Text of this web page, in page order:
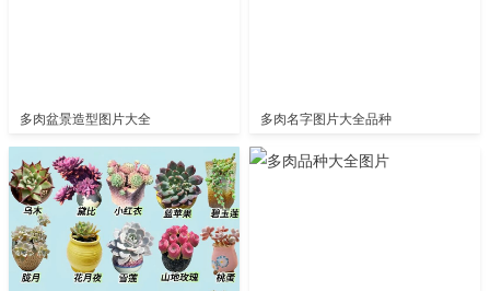
多肉盆景造型图片大全 多肉名字图片大全品种